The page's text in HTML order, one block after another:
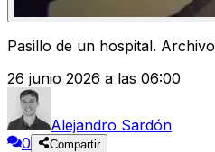
Pasillo de un hospital. Archivo
26 junio 2026 a las 06:00
Alejandro Sardón
0
Compartir